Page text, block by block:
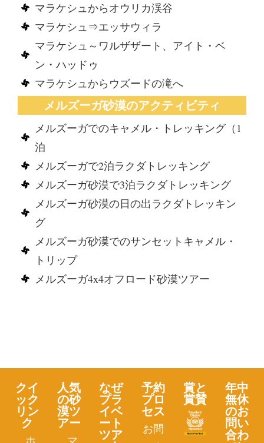
マラケシュからオウリカ渓谷
マラケシュ⇒エッサウィラ
マラケシュ～ワルザザート、アイト・ベ
ン・ハッドゥ
マラケシュからウズードの滝へ
メルズーガ砂漠のアクティビティ
メルズーガでのキャメル・トレッキング（1
泊
メルズーガで2泊ラクダトレッキング
メルズーガ砂漠で3泊ラクダトレッキング
メルズーガ砂漠の日の出ラクダトレッキン
グ
メルズーガ砂漠でのサンセットキャメル・
トリップ
メルズーガ4x4オフロード砂漠ツアー
クイ
ック
リン
ク
人気
の砂
漠ツ
アー
なぜ
プラ
イベ
ート
ツア
予約
プロ
セス
お問
賞と
賞賛
年中
無休
のお
問い
合わ